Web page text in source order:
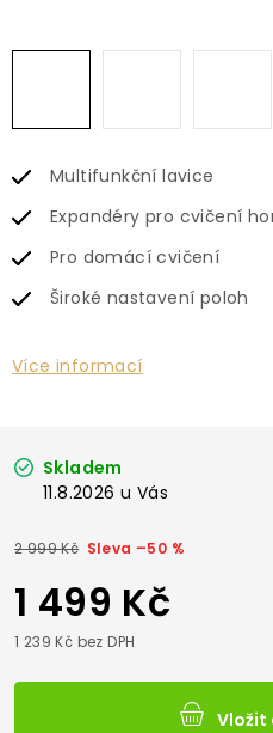
Multifunkční lavice
Expandéry pro cvičení
Pro domácí cvičení
Široké nastavení poloh
Více informací
Skladem
11.8.2026
2 999 Kč –50 %
1 499 Kč
1 239 Kč bez DPH
Vložit